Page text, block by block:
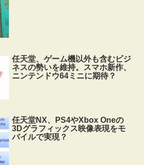
任天堂、ゲーム機以外も含むビジ
ネスの勢いを維持。スマホ新作、
ニンテンドウ64ミニに期待？
任天堂NX、PS4やXbox Oneの
3Dグラフィックス映像表現をモ
バイルで実現？